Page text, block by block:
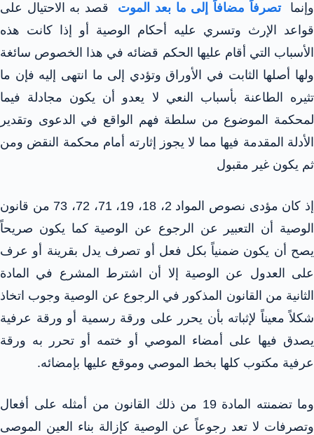
وإنماتصرفاً مضافاً إلى ما بعد الموت
قصد به الاحتيال على
قواعد الإرث وتسري عليه أحكام الوصية أو إذا كانت هذه
الأسباب التي أقام عليها الحكم قضائه في هذا الخصوص سائغة
ولها أصلها الثابت في الأوراق وتؤدي إلى ما انتهى إليه فإن ما
تثيره الطاعنة بأسباب النعي لا يعدو أن يكون مجادلة فيما
لمحكمة الموضوع من سلطة فهم الواقع في الدعوى وتقدير
الأدلة المقدمة فيها مما لا يجوز إثارته أمام محكمة النقض ومن
ثم يكون غير مقبول
إذ كان مؤدى نصوص المواد 2، 18، 19، 71، 72، 73 من قانون
الوصية أن التعبير عن الرجوع عن الوصية كما يكون صريحاً
يصح أن يكون ضمنياً بكل فعل أو تصرف يدل بقرينة أو عرف
على العدول عن الوصية إلا أن اشترط المشرع في المادة
الثانية من القانون المذكور في الرجوع عن الوصية وجوب اتخاذ
شكلاً معيناً لإثباته بأن يحرر على ورقة رسمية أو ورقة عرفية
يصدق فيها على أمضاء الموصي أو ختمه أو تحرر به ورقة
عرفية مكتوب كلها بخط الموصي وموقع عليها بإمضائه.
وما تضمنته المادة 19 من ذلك القانون من أمثله على أفعال
وتصرفات لا تعد رجوعاً عن الوصية كإزالة بناء العين الموصى